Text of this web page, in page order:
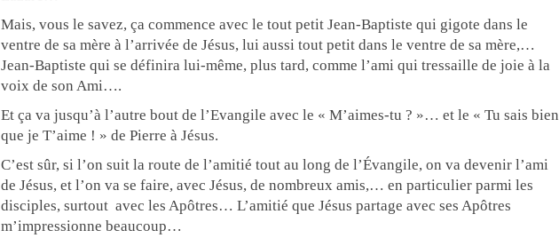
Mais, vous le savez, ça commence avec le tout petit Jean-Baptiste qui gigote dans le
ventre de sa mère à l’arrivée de Jésus, lui aussi tout petit dans le ventre de sa mère,…
Jean-Baptiste qui se définira lui-même, plus tard, comme l’ami qui tressaille de joie à la
voix de son Ami….
Et ça va jusqu’à l’autre bout de l’Evangile avec le « M’aimes-tu ? »… et le « Tu sais bien
que je T’aime ! » de Pierre à Jésus.
C’est sûr, si l’on suit la route de l’amitié tout au long de l’Évangile, on va devenir l’ami
de Jésus, et l’on va se faire, avec Jésus, de nombreux amis,… en particulier parmi les
disciples, surtout avec les Apôtres… L’amitié que Jésus partage avec ses Apôtres
m’impressionne beaucoup…